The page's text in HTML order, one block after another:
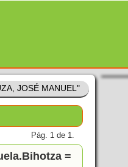
JOSÉ MANUEL"
Pág. 1 de 1.
=